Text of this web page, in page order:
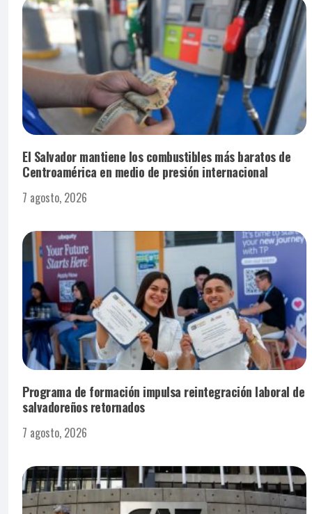
El Salvador mantiene los combustibles más baratos de
Centroamérica en medio de presión internacional
7 agosto, 2026
Programa de formación impulsa reintegración laboral de
salvadoreños retornados
7 agosto, 2026